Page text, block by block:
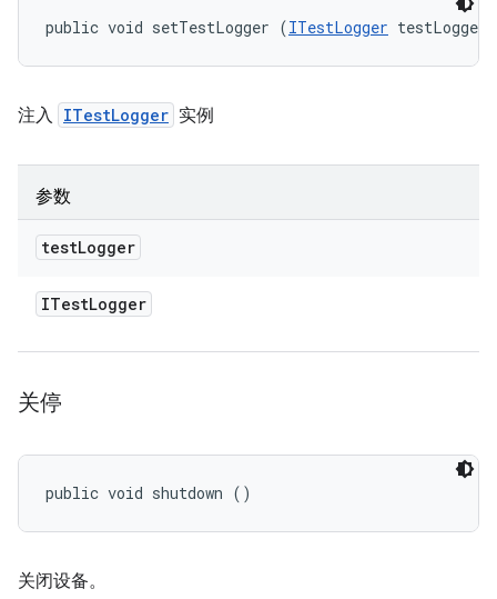
public void setTestLogger (ITestLogger testLogger)
注入 ITestLogger 实例
参数
testLogger
ITestLogger
关停
public void shutdown ()
关闭设备。